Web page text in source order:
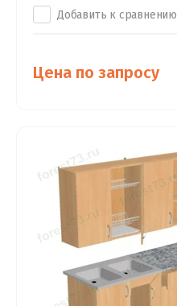
Добавить к сравнению
Цена по запросу